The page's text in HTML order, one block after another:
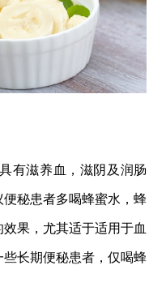
有滋养血，滋阴及润肠
秘患者多喝蜂蜜水，蜂
果，尤其适于适用于血
长期便秘患者，仅喝蜂